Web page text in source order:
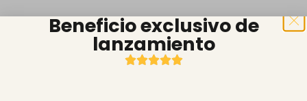
Beneficio exclusivo de
lanzamiento